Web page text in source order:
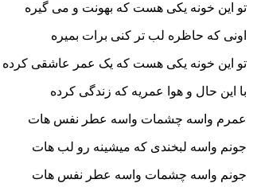
تو این خونه یکی هست که بهونت و می گیره
اونی که حاظره لب تر کنی برات بمیره
تو این خونه یکی هست که یک عمر عاشقی کرده
با این حال و هوا عمریه که زندگی کرده
عمرم واسه چشمات واسه عطر نفس هات
جونم واسه لبخندی که میشینه رو لب هات
جونم واسه چشمات واسه عطر نفس هات